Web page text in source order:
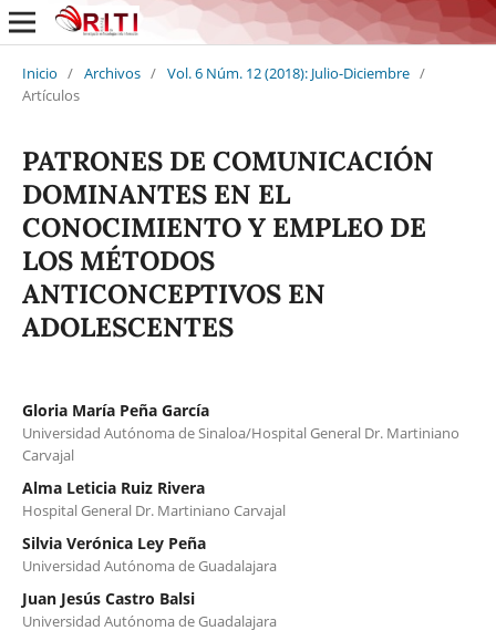
Inicio / Archivos / Vol. 6 Núm. 12 (2018): Julio-Diciembre /
Artículos
PATRONES DE COMUNICACIÓN
DOMINANTES EN EL
CONOCIMIENTO Y EMPLEO DE
LOS MÉTODOS
ANTICONCEPTIVOS EN
ADOLESCENTES
Gloria María Peña García
Universidad Autónoma de Sinaloa/Hospital General Dr. Martiniano
Carvajal
Alma Leticia Ruiz Rivera
Hospital General Dr. Martiniano Carvajal
Silvia Verónica Ley Peña
Universidad Autónoma de Guadalajara
Juan Jesús Castro Balsi
Universidad Autónoma de Guadalajara